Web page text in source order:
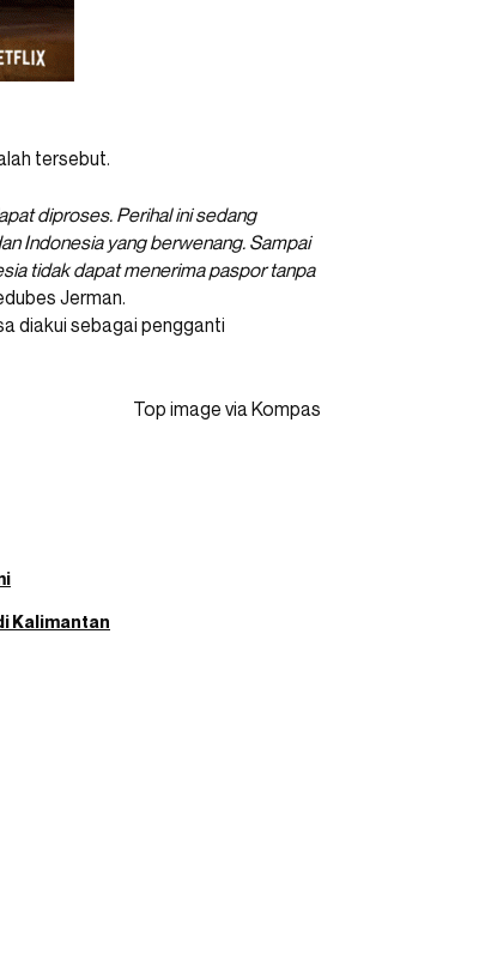
tersebut.
diproses. Perihal ini sedang
Indonesia yang berwenang. Sampai
tidak dapat menerima paspor tanpa
Jerman.
diakui sebagai pengganti
Top image via Kompas
Kalimantan